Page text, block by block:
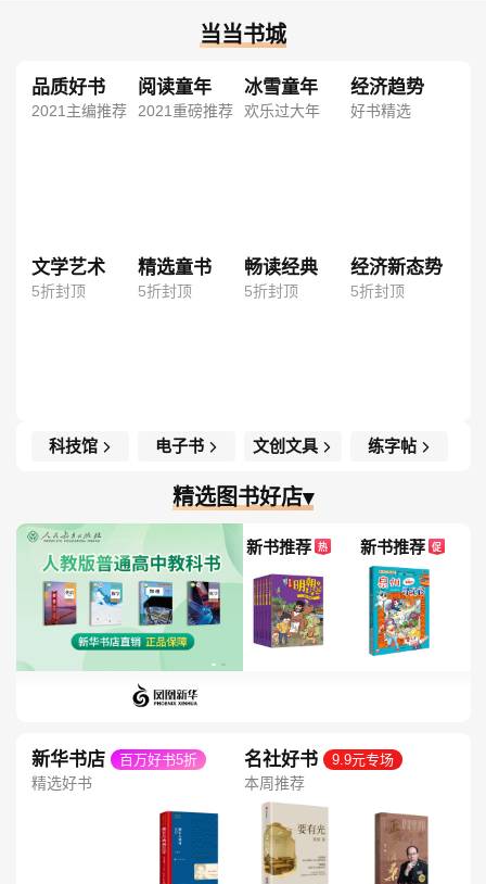
当当书城
品质好书
2021主编推荐
阅读童年
2021重磅推荐
冰雪童年
欢乐过大年
经济趋势
好书精选
文学艺术
5折封顶
精选童书
5折封顶
畅读经典
5折封顶
经济新态势
5折封顶
科技馆 电子书 文创文具 练字帖
精选图书好店▾
新书推荐 热 新书推荐 促
新华书店 百万好书5折
精选好书
名社好书 9.9元专场
本周推荐